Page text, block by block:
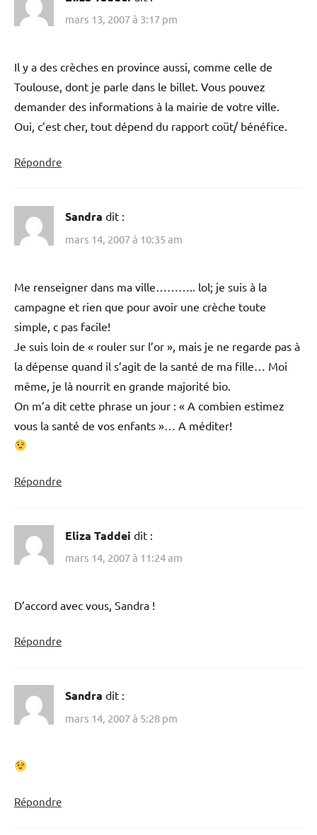
mars 13, 2007 à 3:17 pm
Il y a des crèches en province aussi, comme celle de
Toulouse, dont je parle dans le billet. Vous pouvez
demander des informations à la mairie de votre ville.
Oui, c’est cher, tout dépend du rapport coüt/ bénéfice.
Répondre
Sandra dit :
mars 14, 2007 à 10:35 am
Me renseigner dans ma ville……….. lol; je suis à la
campagne et rien que pour avoir une crèche toute
simple, c pas facile!
Je suis loin de « rouler sur l’or », mais je ne regarde pas à
la dépense quand il s’agit de la santé de ma fille… Moi
même, je là nourrit en grande majorité bio.
On m’a dit cette phrase un jour : « A combien estimez
vous la santé de vos enfants »… A méditer!
Répondre
Eliza Taddei dit :
mars 14, 2007 à 11:24 am
D’accord avec vous, Sandra !
Répondre
Sandra dit :
mars 14, 2007 à 5:28 pm
Répondre